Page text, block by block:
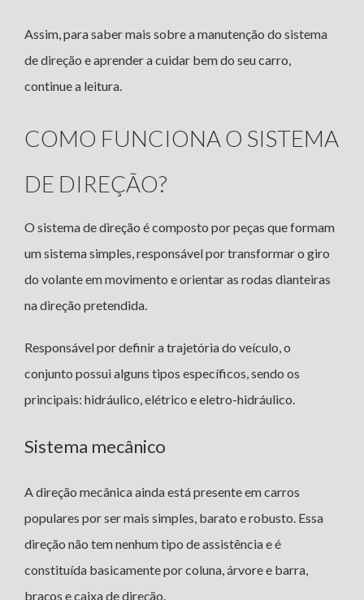
Assim, para saber mais sobre a manutenção do sistema
de direção e aprender a cuidar bem do seu carro,
continue a leitura.
COMO FUNCIONA O SISTEMA
DE DIREÇÃO?
O sistema de direção é composto por peças que formam
um sistema simples, responsável por transformar o giro
do volante em movimento e orientar as rodas dianteiras
na direção pretendida.
Responsável por definir a trajetória do veículo, o
conjunto possui alguns tipos específicos, sendo os
principais: hidráulico, elétrico e eletro-hidráulico.
Sistema mecânico
A direção mecânica ainda está presente em carros
populares por ser mais simples, barato e robusto. Essa
direção não tem nenhum tipo de assistência e é
constituída basicamente por coluna, árvore e barra,
braços e caixa de direção.